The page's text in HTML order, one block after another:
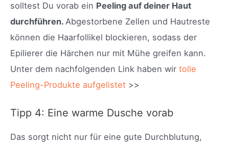
solltest Du vorab ein Peeling auf deiner Haut
durchführen. Abgestorbene Zellen und Hautreste
können die Haarfollikel blockieren, sodass der
Epilierer die Härchen nur mit Mühe greifen kann.
Unter dem nachfolgenden Link haben wir tolle
Peeling-Produkte aufgelistet >>
Tipp 4: Eine warme Dusche vorab
Das sorgt nicht nur für eine gute Durchblutung,